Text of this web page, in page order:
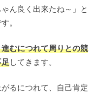
ん良く出来たね～」と
。
むにつれて周りとの競
してきます。
るにつれて、自己肯定